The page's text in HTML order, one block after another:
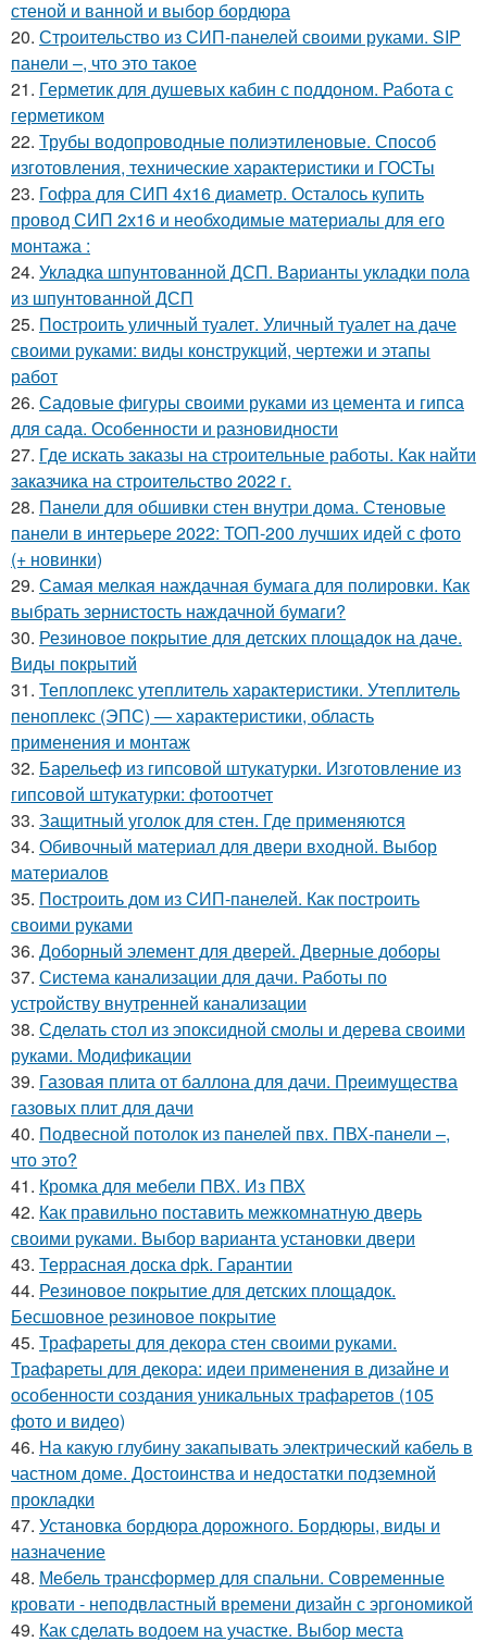
стеной и ванной и выбор бордюра
20. Строительство из СИП-панелей своими руками. SIP
панели –, что это такое
21. Герметик для душевых кабин с поддоном. Работа с
герметиком
22. Трубы водопроводные полиэтиленовые. Способ
изготовления, технические характеристики и ГОСТы
23. Гофра для СИП 4х16 диаметр. Осталось купить
провод СИП 2х16 и необходимые материалы для его
монтажа :
24. Укладка шпунтованной ДСП. Варианты укладки пола
из шпунтованной ДСП
25. Построить уличный туалет. Уличный туалет на даче
своими руками: виды конструкций, чертежи и этапы
работ
26. Садовые фигуры своими руками из цемента и гипса
для сада. Особенности и разновидности
27. Где искать заказы на строительные работы. Как найти
заказчика на строительство 2022 г.
28. Панели для обшивки стен внутри дома. Стеновые
панели в интерьере 2022: ТОП-200 лучших идей с фото
(+ новинки)
29. Самая мелкая наждачная бумага для полировки. Как
выбрать зернистость наждачной бумаги?
30. Резиновое покрытие для детских площадок на даче.
Виды покрытий
31. Теплоплекс утеплитель характеристики. Утеплитель
пеноплекс (ЭПС) — характеристики, область
применения и монтаж
32. Барельеф из гипсовой штукатурки. Изготовление из
гипсовой штукатурки: фотоотчет
33. Защитный уголок для стен. Где применяются
34. Обивочный материал для двери входной. Выбор
материалов
35. Построить дом из СИП-панелей. Как построить
своими руками
36. Доборный элемент для дверей. Дверные доборы
37. Система канализации для дачи. Работы по
устройству внутренней канализации
38. Сделать стол из эпоксидной смолы и дерева своими
руками. Модификации
39. Газовая плита от баллона для дачи. Преимущества
газовых плит для дачи
40. Подвесной потолок из панелей пвх. ПВХ-панели –,
что это?
41. Кромка для мебели ПВХ. Из ПВХ
42. Как правильно поставить межкомнатную дверь
своими руками. Выбор варианта установки двери
43. Террасная доска dpk. Гарантии
44. Резиновое покрытие для детских площадок.
Бесшовное резиновое покрытие
45. Трафареты для декора стен своими руками.
Трафареты для декора: идеи применения в дизайне и
особенности создания уникальных трафаретов (105
фото и видео)
46. На какую глубину закапывать электрический кабель в
частном доме. Достоинства и недостатки подземной
прокладки
47. Установка бордюра дорожного. Бордюры, виды и
назначение
48. Мебель трансформер для спальни. Современные
кровати - неподвластный времени дизайн с эргономикой
49. Как сделать водоем на участке. Выбор места